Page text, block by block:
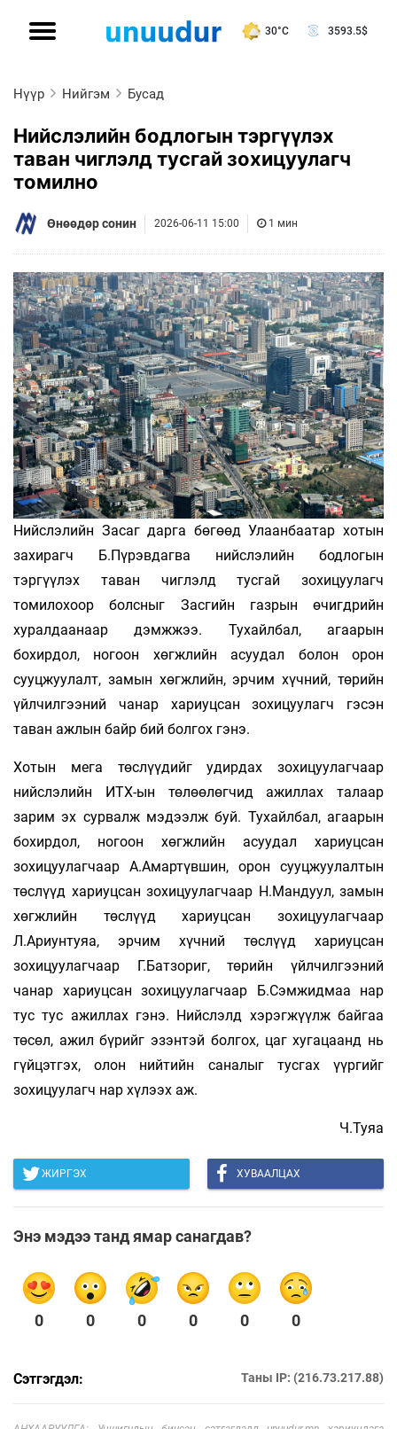
30°C 3593.5$
Нүүр Нийгэм Бусад
Нийслэлийн бодлогын тэргүүлэх
таван чиглэлд тусгай зохицуулагч
томилно
Өнөөдөр сонин 2026-06-11 15:00 1 мин
Нийслэлийн Засаг дарга бөгөөд Улаанбаатар хотын
захирагч Б.Пүрэвдагва нийслэлийн бодлогын
тэргүүлэх таван чиглэлд тусгай зохицуулагч
томилохоор болсныг Засгийн газрын өчигдрийн
хуралдаанаар дэмжжээ. Тухайлбал, агаарын
бохирдол, ногоон хөгжлийн асуудал болон орон
сууцжуулалт, замын хөгжлийн, эрчим хүчний, төрийн
үйлчилгээний чанар хариуцсан зохицуулагч гэсэн
таван ажлын байр бий болгох гэнэ.
Хотын мега төслүүдийг удирдах зохицуулагчаар
нийслэлийн ИТХ-ын төлөөлөгчид ажиллах талаар
зарим эх сурвалж мэдээлж буй. Тухайлбал, агаарын
бохирдол, ногоон хөгжлийн асуудал хариуцсан
зохицуулагчаар А.Амартүвшин, орон сууцжуулалтын
төслүүд хариуцсан зохицуулагчаар Н.Мандуул, замын
хөгжлийн төслүүд хариуцсан зохицуулагчаар
Л.Ариунтуяа, эрчим хүчний төслүүд хариуцсан
зохицуулагчаар Г.Батзориг, төрийн үйлчилгээний
чанар хариуцсан зохицуулагчаар Б.Сэмжидмаа нар
тус тус ажиллах гэнэ. Нийслэлд хэрэгжүүлж байгаа
төсөл, ажил бүрийг эзэнтэй болгох, цаг хугацаанд нь
гүйцэтгэх, олон нийтийн саналыг тусгах үүргийг
зохицуулагч нар хүлээх аж.
Ч.Туяа
ЖИРГЭХ ХУВААЛЦАХ
Энэ мэдээ танд ямар санагдав?
0 0 0 0 0 0
Сэтгэгдэл: Таны IP: (216.73.217.88)